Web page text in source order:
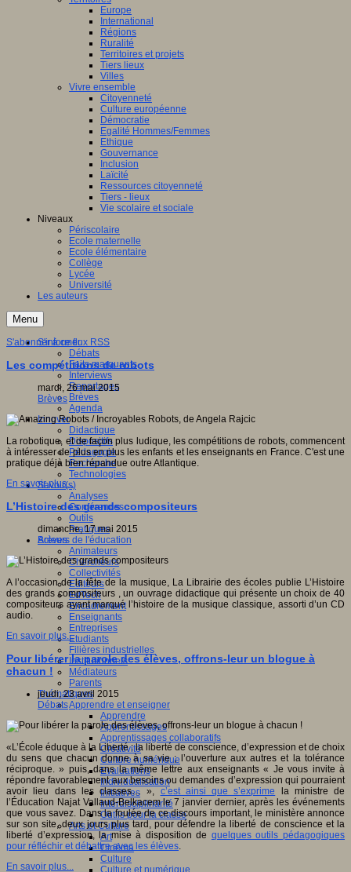
Europe
International
Régions
Ruralité
Territoires et projets
Tiers lieux
Villes
Vivre ensemble
Citoyenneté
Culture européenne
Démocratie
Egalité Hommes/Femmes
Ethique
Gouvernance
Inclusion
Laïcité
Ressources citoyenneté
Tiers - lieux
Vie scolaire et sociale
Niveaux
Périscolaire
Ecole maternelle
Ecole élémentaire
Collège
Lycée
Université
Les auteurs
Menu
S'informer
Débats
Faits marquants
Interviews
Reportages
Brèves
Agenda
Innover
Didactique
Dispositifs
Pédagogie
Recherche
Technologies
Savoir(s)
Analyses
Conférences
Outils
Pratiques
Acteurs de l'éducation
Animateurs
Chercheurs
Collectivités
Editeurs
EdTech
Encadrement
Enseignants
Entreprises
Etudiants
Filières industrielles
Institutionnels
Médiateurs
Parents
Thématiques
Apprendre et enseigner
Apprendre
Apprentissages
Apprentissages collaboratifs
Créativité
Culture numérique
Evaluations
Individualisation
Initiatives
Interdisciplinarité
Outils pour la classe
Arts et Culture
Art
Cinéma
Culture
Culture et numérique
S'abonner à ce flux RSS
Les compétitions de robots
mardi, 26 mai 2015
Brèves
La robotique, et de façon plus ludique, les compétitions de robots, commencent
à intéresser de plus en plus les enfants et les enseignants en France. C'est une
pratique déjà bien répandue outre Atlantique.
En savoir plus...
L’Histoire des grands compositeurs
dimanche, 17 mai 2015
Brèves
A l’occasion de la fête de la musique, La Librairie des écoles publie L’Histoire
des grands compositeurs , un ouvrage didactique qui présente un choix de 40
compositeurs ayant marqué l’histoire de la musique classique, assorti d’un CD
audio.
En savoir plus...
Pour libérer la parole des élèves, offrons-leur un blogue à
chacun !
jeudi, 23 avril 2015
Débats
«L’École éduque à la Liberté : la liberté de conscience, d’expression et de choix
du sens que chacun donne à sa vie ; l’ouverture aux autres et la tolérance
réciproque. » puis, dans la même lettre aux enseignants « Je vous invite à
répondre favorablement aux besoins ou demandes d’expression qui pourraient
avoir lieu dans les classes… », c’est ainsi que s’exprime la ministre de
l’Éducation Najat Vallaud-Belkacem le 7 janvier dernier, après les événements
que vous savez. Dans la foulée de ce discours important, le ministère annonce
sur son site, deux jours plus tard, pour défendre la liberté de conscience et la
liberté d’expression, la mise à disposition de quelques outils pédagogiques
pour réfléchir et débattre avec les élèves.
En savoir plus...